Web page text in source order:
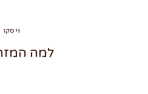
ויסקו
למה